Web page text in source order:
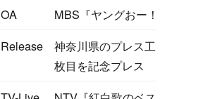
OA
MBS『ヤングおー！おー！
Release
神奈川県のプレス工場にて
枚目を記念プレス